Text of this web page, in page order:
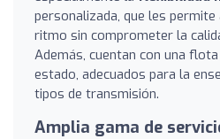
personalizada, que les
ritmo sin comprometer la
Además, cuentan con una
estado, adecuados para la
tipos de transmisión.
Amplia gama de